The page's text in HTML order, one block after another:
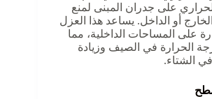
على جدران المبنى لمنع
أو الداخل. يساعد هذا العزل
على المساحات الداخلية، مما
الحرارة في الصيف وزيادة
في الشتاء.